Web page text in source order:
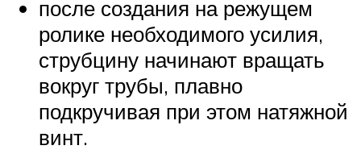
после создания на режущем
ролике необходимого усилия,
струбцину начинают вращать
вокруг трубы, плавно
подкручивая при этом натяжной
винт.